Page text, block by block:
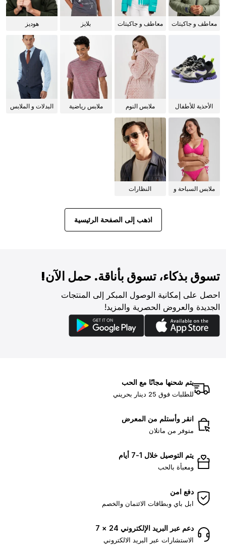
معاطف و جاكيتات
معاطف و جاكيتات
بلايز هوديز
الأحذية للأطفال
ملابس النوم
ملابس رياضية
البدلات و الملابس
ملابس السباحة و
النظارات
اذهب إلى الصفحة الرئيسية
تسوق بذكاء، تسوق بأناقة. حمل الآن!
احصل على إمكانية الوصول المبكر إلى المنتجات
الجديدة والعروض الحصرية والمزيد!
يتم شحنها مجانًا مع الحب
للطلبات فوق 25 دينار بحريني
انقر وأستلم من المعرض
متوفر من ماتلان
يتم التوصيل خلال 1-7 أيام
ومعبأة بالحب
دفع امن
ابل باي وبطاقات الائتمان والخصم
دعم عبر البريد الإلكتروني 24 × 7
الاستشارات عبر البريد الالكتروني